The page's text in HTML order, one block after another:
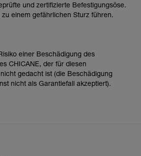
und zertifizierte Befestigungsöse.
zu einem gefährlichen Sturz führen.
einer Beschädigung des
CHICANE, der für diesen
gedacht ist (die Beschädigung
nicht als Garantiefall akzeptiert).